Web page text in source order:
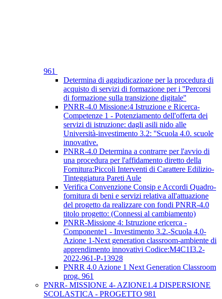
961
Determina di aggiudicazione per la procedura di
acquisto di servizi di formazione per i ''Percorsi
di formazione sulla transizione digitale''
PNRR-4.0 Missione:4 Istruzione e Ricerca-
Competenze 1 - Potenziamento dell'offerta dei
servizi di istruzione: dagli asili nido alle
Università-investimento 3.2: ''Scuola 4.0. scuole
innovative.
PNRR-4.0 Determina a contrarre per l'avvio di
una procedura per l'affidamento diretto della
Fornitura:Piccoli Interventi di Carattere Edilizio-
Tinteggiatura Pareti Aule
Verifica Convenzione Consip e Accordi Quadro-
fornitura di beni e servizi relativa all'attuazione
del progetto da realizzare con fondi PNRR-4.0
titolo progetto: (Connessi al cambiamento)
PNRR-Missione 4: Istruzione ericerca -
Componente1 - Investimento 3.2.-Scuola 4.0-
Azione 1-Next generation classroom-ambiente di
apprendimento innovativi Codice:M4C1I3.2-
2022-961-P-13928
PNRR 4.0 Azione 1 Next Generation Classroom
prog. 961
PNRR- MISSIONE 4- AZIONE1.4 DISPERSIONE
SCOLASTICA - PROGETTO 981